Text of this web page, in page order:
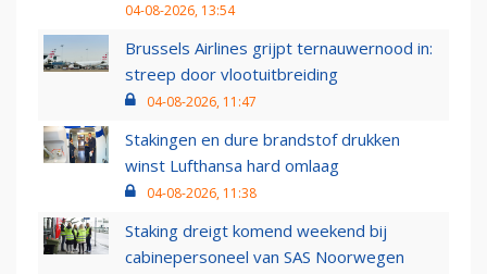
04-08-2026, 13:54
Brussels Airlines grijpt ternauwernood in:
streep door vlootuitbreiding
04-08-2026, 11:47
Stakingen en dure brandstof drukken
winst Lufthansa hard omlaag
04-08-2026, 11:38
Staking dreigt komend weekend bij
cabinepersoneel van SAS Noorwegen